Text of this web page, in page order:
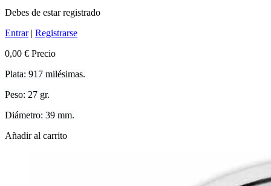
Debes de estar registrado
Entrar| Registrarse
0,00 € Precio
Plata: 917 milésimas.
Peso: 27 gr.
Diámetro: 39 mm.
Añadir al carrito